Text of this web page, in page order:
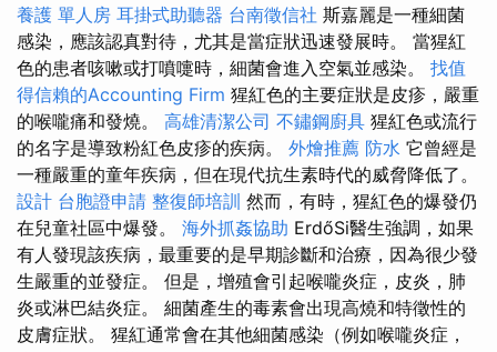
養護 單人房 耳掛式助聽器 台南徵信社 斯嘉麗是一種細菌
感染，應該認真對待，尤其是當症狀迅速發展時。 當猩紅
色的患者咳嗽或打噴嚏時，細菌會進入空氣並感染。 找值
得信賴的Accounting Firm 猩紅色的主要症狀是皮疹，嚴重
的喉嚨痛和發燒。 高雄清潔公司 不鏽鋼廚具 猩紅色或流行
的名字是導致粉紅色皮疹的疾病。 外燴推薦 防水 它曾經是
一種嚴重的童年疾病，但在現代抗生素時代的威脅降低了。
設計 台胞證申請 整復師培訓 然而，有時，猩紅色的爆發仍
在兒童社區中爆發。 海外抓姦協助 ErdőSi醫生強調，如果
有人發現該疾病，最重要的是早期診斷和治療，因為很少發
生嚴重的並發症。 但是，增殖會引起喉嚨炎症，皮炎，肺
炎或淋巴結炎症。 細菌產生的毒素會出現高燒和特徵性的
皮膚症狀。 猩紅通常會在其他細菌感染（例如喉嚨炎症，